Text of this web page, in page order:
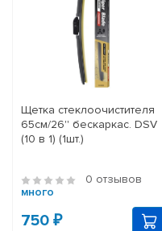
Щетка стеклоочистителя
65см/26'' бескаркас. DSV
(10 в 1) (1шт.)
0 отзывов
много
750 ₽